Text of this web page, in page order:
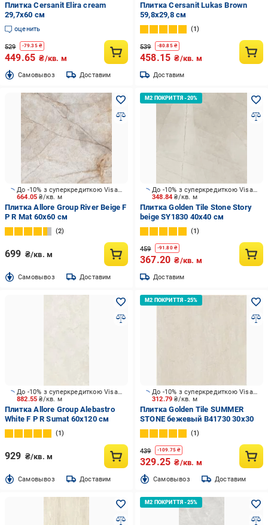
Плитка Cersanit Elira cream
29,7x60 см
оценить
529 -79.35₴
449.65 ₴/кв. м
Cамовывоз Доставим
Плитка Cersanit Lukas Brown
59,8x29,8 см
1
539 -80.85₴
458.15 ₴/кв. м
Доставим
664.05₴/кв. м
До -10% з суперкредиткою Visa Вигода
Плитка Allore Group River Beige F
P R Mat 60x60 см
2
699 ₴/кв. м
Cамовывоз Доставим
348.84₴/кв. м
До -10% з суперкредиткою Visa Вигода
Плитка Golden Tile Stone Story
beige SY1830 40x40 см
1
459 -91.80₴
367.20 ₴/кв. м
Доставим
882.55₴/кв. м
До -10% з суперкредиткою Visa Вигода
Плитка Allore Group Alebastro
White F P R Sumat 60х120 см
1
929 ₴/кв. м
Cамовывоз Доставим
312.79₴/кв. м
До -10% з суперкредиткою Visa Вигода
Плитка Golden Tile SUMMER
STONE бежевый В41730 30x30
1
439 -109.75₴
329.25 ₴/кв. м
Cамовывоз Доставим